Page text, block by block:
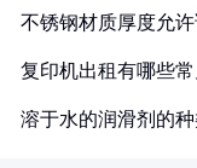
不锈钢材质厚度允
复印机出租有哪些
溶于水的润滑剂的